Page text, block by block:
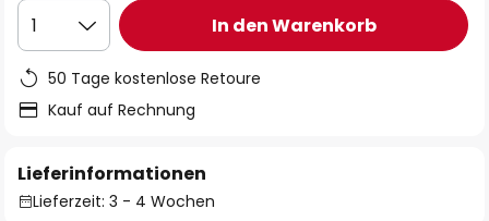
1 In den Warenkorb
50 Tage kostenlose Retoure
Kauf auf Rechnung
Lieferinformationen
Lieferzeit: 3 - 4 Wochen